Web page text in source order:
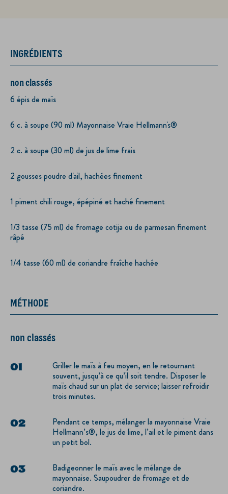
INGRÉDIENTS
non classés
6 épis de maïs
6 c. à soupe (90 ml) Mayonnaise Vraie Hellmann's®
2 c. à soupe (30 ml) de jus de lime frais
2 gousses poudre d'ail, hachées finement
1 piment chili rouge, épépiné et haché finement
1/3 tasse (75 ml) de fromage cotija ou de parmesan finement
râpé
1/4 tasse (60 ml) de coriandre fraîche hachée
MÉTHODE
non classés
Griller le maïs à feu moyen, en le retournant
souvent, jusqu’à ce qu’il soit tendre. Disposer le
maïs chaud sur un plat de service; laisser refroidir
trois minutes.
Pendant ce temps, mélanger la mayonnaise Vraie
Hellmann’s®, le jus de lime, l’ail et le piment dans
un petit bol.
Badigeonner le maïs avec le mélange de
mayonnaise. Saupoudrer de fromage et de
coriandre.